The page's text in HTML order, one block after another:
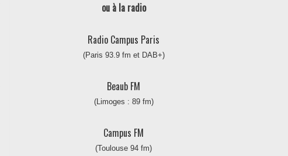
ou à la radio
Radio Campus Paris
(Paris 93.9 fm et DAB+)
Beaub FM
(Limoges : 89 fm)
Campus FM
(Toulouse 94 fm)